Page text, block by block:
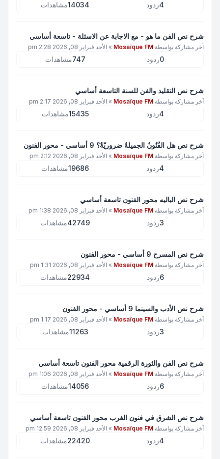
4ردود 14034مشاهدات
شرح نص الفن ما هو - مع الاجابة عن الاسئلة - تاسعة أساسي
آخر مشاركة بواسطة Mosaïque FM
» الأحد فبراير 08, 2026 2:28 pm
0ردود 747مشاهدات
شرح نص التقليد والفن للسنة التاسعة أساسي
آخر مشاركة بواسطة Mosaïque FM
» الأحد فبراير 08, 2026 2:17 pm
4ردود 15435مشاهدات
شرح نص هل الفُنُونُ الجميلةُ ضروريّةٌ؟ 9 أساسي - محور الفنون
آخر مشاركة بواسطة Mosaïque FM
» الأحد فبراير 08, 2026 2:12 pm
4ردود 19686مشاهدات
شرح نص الباليه محور الفنون تاسعة أساسي
آخر مشاركة بواسطة Mosaïque FM
» الأحد فبراير 08, 2026 1:38 pm
3ردود 42749مشاهدات
شرح نص المسرح 9 أساسي - محور الفنون
آخر مشاركة بواسطة Mosaïque FM
» الأحد فبراير 08, 2026 1:31 pm
6ردود 22934مشاهدات
شرح نص الأدب والسينما 9 أساسي - محور الفنون
آخر مشاركة بواسطة Mosaïque FM
» الأحد فبراير 08, 2026 1:17 pm
3ردود 11263مشاهدات
شرح نص الفن والثورة الرقمية محور الفنون تاسعة أساسي
آخر مشاركة بواسطة Mosaïque FM
» الأحد فبراير 08, 2026 1:06 pm
6ردود 14056مشاهدات
شرح نص الشرق في فنون الغرب محور الفنون تاسعة أساسي
آخر مشاركة بواسطة Mosaïque FM
» الأحد فبراير 08, 2026 12:59 pm
4ردود 22420مشاهدات